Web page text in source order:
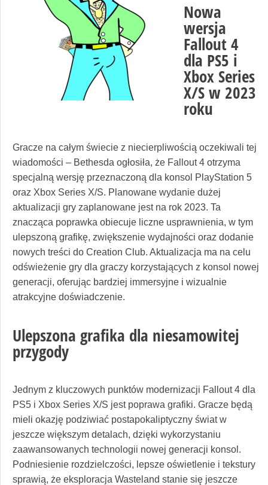
Nowa
wersja
Fallout 4
dla PS5 i
Xbox Series
X/S w 2023
roku
Gracze na całym świecie z niecierpliwością oczekiwali tej
wiadomości – Bethesda ogłosiła, że Fallout 4 otrzyma
specjalną wersję przeznaczoną dla konsol PlayStation 5
oraz Xbox Series X/S. Planowane wydanie dużej
aktualizacji gry zaplanowane jest na rok 2023. Ta
znacząca poprawka obiecuje liczne usprawnienia, w tym
ulepszoną grafikę, zwiększenie wydajności oraz dodanie
nowych treści do Creation Club. Aktualizacja ma na celu
odświeżenie gry dla graczy korzystających z konsol nowej
generacji, oferując bardziej immersyjne i wizualnie
atrakcyjne doświadczenie.
Ulepszona grafika dla niesamowitej
przygody
Jednym z kluczowych punktów modernizacji Fallout 4 dla
PS5 i Xbox Series X/S jest poprawa grafiki. Gracze będą
mieli okazję podziwiać postapokaliptyczny świat w
jeszcze większym detalach, dzięki wykorzystaniu
zaawansowanych technologii nowej generacji konsol.
Podniesienie rozdzielczości, lepsze oświetlenie i tekstury
sprawią, że eksploracja Wasteland stanie się jeszcze